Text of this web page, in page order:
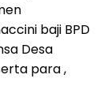
baji BPD
Desa
para ,